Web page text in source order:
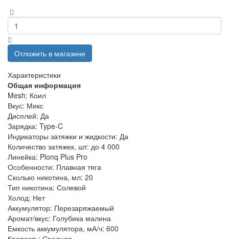
Отложить в магазине
Характеристики
Общая информация
Mesh: Коил
Вкус: Микс
Дисплей: Да
Зарядка: Type-C
Индикаторы затяжки и жидкости: Да
Количество затяжек, шт: до 4 000
Линейка: Plonq Plus Pro
Особенности: Плавная тяга
Сколько никотина, мл: 20
Тип никотина: Солевой
Холод: Нет
Аккумулятор: Перезаряжаемый
Аромат/вкус: Голубика малина
Емкость аккумулятора, мА/ч: 600